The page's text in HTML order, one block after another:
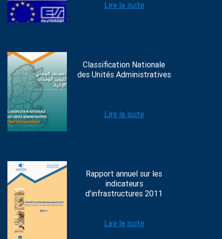
Lire la suite
Classification Nationale
des Unités Administratives
Lire la suite
Rapport annuel sur les
indicateurs
d’infrastructures 2011
Lire la suite